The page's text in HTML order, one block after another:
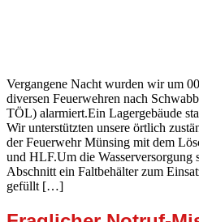
Vergangene Nacht wurden wir um
diversen Feuerwehren nach
TÖL) alarmiert.Ein Lagergebäude
Wir unterstützten unsere örtlich
der Feuerwehr Münsing mit dem
und HLF.Um die Wasserversorgung
Abschnitt ein Faltbehälter zum
gefüllt […]